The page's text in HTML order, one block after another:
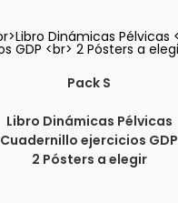
Pack S
Libro Dinámicas Pélvicas
Cuadernillo ejercicios GDP
2 Pósters a elegir